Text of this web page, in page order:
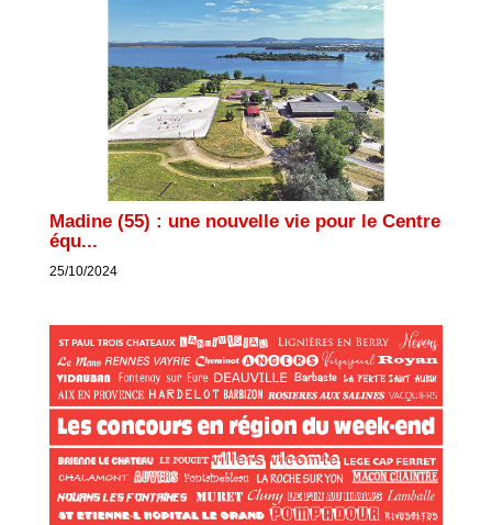
Madine (55) : une nouvelle vie pour le Centre
équ...
25/10/2024